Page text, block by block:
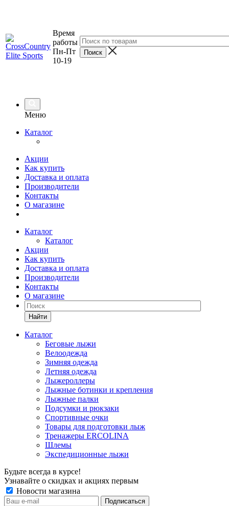
Время
работы
Пн-Пт
10-19
Меню
Каталог
Акции
Как купить
Доставка и оплата
Производители
Контакты
О магазине
Каталог
Каталог
Акции
Как купить
Доставка и оплата
Производители
Контакты
О магазине
Найти
Каталог
Беговые лыжи
Велоодежда
Зимняя одежда
Летняя одежда
Лыжероллеры
Лыжные ботинки и крепления
Лыжные палки
Подсумки и рюкзаки
Спортивные очки
Товары для подготовки лыж
Тренажеры ERCOLINA
Шлемы
Экспедиционные лыжи
Будьте всегда в курсе!
Узнавайте о скидках и акциях первым
Новости магазина